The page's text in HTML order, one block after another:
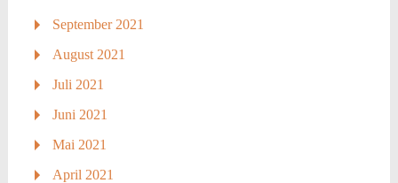
September 2021
August 2021
Juli 2021
Juni 2021
Mai 2021
April 2021